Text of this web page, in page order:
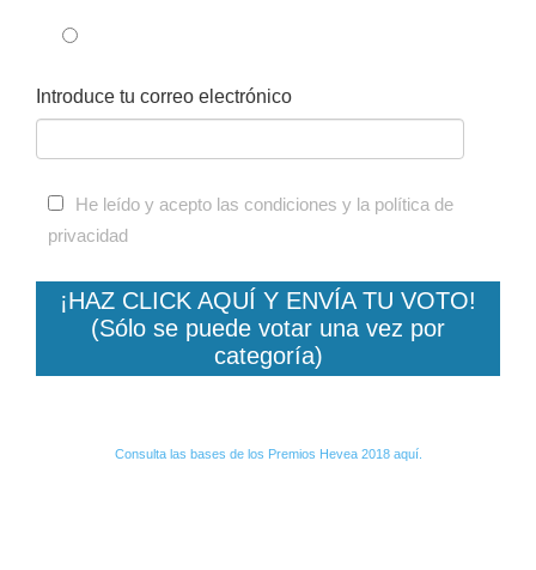
Introduce tu correo electrónico
He leído y acepto las condiciones y la política de
privacidad
¡HAZ CLICK AQUÍ Y ENVÍA TU VOTO!
(Sólo se puede votar una vez por
categoría)
Consulta las bases de los Premios Hevea 2018 aquí.